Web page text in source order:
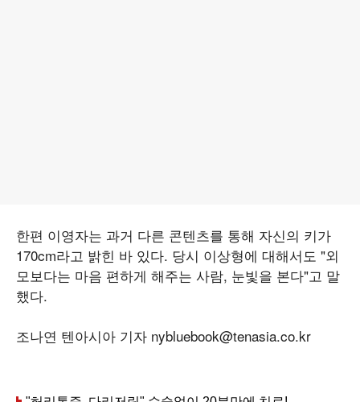
한편 이영자는 과거 다른 콘텐츠를 통해 자신의 키가
170cm라고 밝힌 바 있다. 당시 이상형에 대해서도 "외
모보다는 마음 편하게 해주는 사람, 눈빛을 본다"고 말
했다.
조나연 텐아시아 기자 nybluebook@tenasia.co.kr